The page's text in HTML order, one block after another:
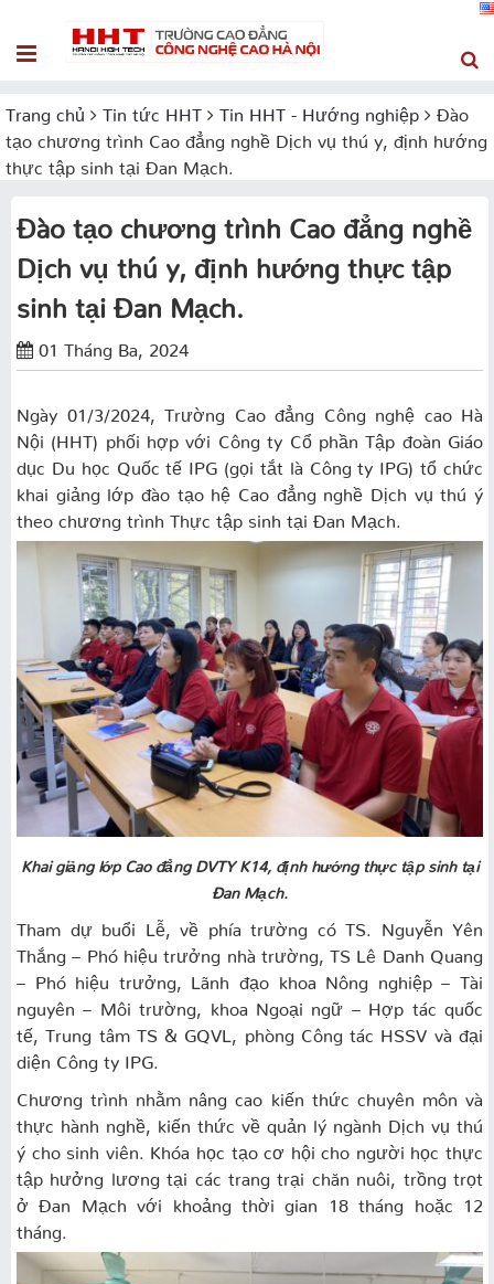
Trang chủ Tin tức HHT Tin HHT - Hướng nghiệp
Đào
tạo chương trình Cao đẳng nghề Dịch vụ thú y, định hướng
thực tập sinh tại Đan Mạch.
Đào tạo chương trình Cao đẳng nghề
Dịch vụ thú y, định hướng thực tập
sinh tại Đan Mạch.
01 Tháng Ba, 2024
Ngày 01/3/2024, Trường Cao đẳng Công nghệ cao Hà
Nội (HHT) phối hợp với Công ty Cổ phần Tập đoàn Giáo
dục Du học Quốc tế IPG (gọi tắt là Công ty IPG) tổ chức
khai giảng lớp đào tạo hệ Cao đẳng nghề Dịch vụ thú ý
theo chương trình Thực tập sinh tại Đan Mạch.
Khai giảng lớp Cao đẳng DVTY K14, định hướng thực tập sinh tại
Đan Mạch.
Tham dự buổi Lễ, về phía trường có TS. Nguyễn Yên
Thắng – Phó hiệu trưởng nhà trường, TS Lê Danh Quang
– Phó hiệu trưởng, Lãnh đạo khoa Nông nghiệp – Tài
nguyên – Môi trường, khoa Ngoại ngữ – Hợp tác quốc
tế, Trung tâm TS & GQVL, phòng Công tác HSSV và đại
diện Công ty IPG.
Chương trình nhằm nâng cao kiến thức chuyên môn và
thực hành nghề, kiến thức về quản lý ngành Dịch vụ thú
ý cho sinh viên. Khóa học tạo cơ hội cho người học thực
tập hưởng lương tại các trang trại chăn nuôi, trồng trọt
ở Đan Mạch với khoảng thời gian 18 tháng hoặc 12
tháng.